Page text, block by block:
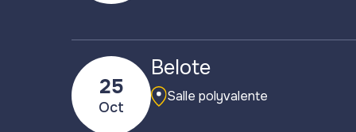
25
Oct
Belote
Salle polyvalente